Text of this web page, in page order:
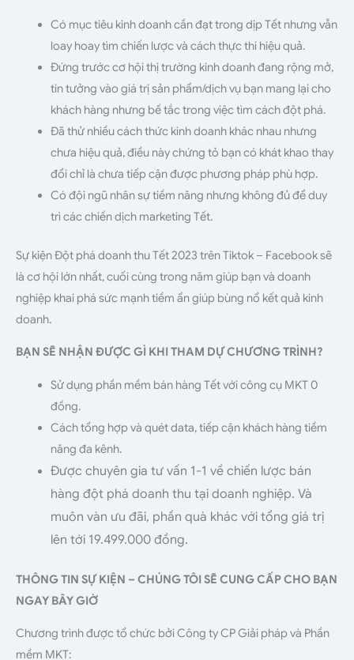
Có mục tiêu kinh doanh cần đạt trong dịp Tết nhưng vẫn
loay hoay tìm chiến lược và cách thực thi hiệu quả.
Đứng trước cơ hội thị trường kinh doanh đang rộng mở,
tin tưởng vào giá trị sản phẩm/dịch vụ bạn mang lại cho
khách hàng nhưng bế tắc trong việc tìm cách đột phá.
Đã thử nhiều cách thức kinh doanh khác nhau nhưng
chưa hiệu quả, điều này chứng tỏ bạn có khát khao thay
đổi chỉ là chưa tiếp cận được phương pháp phù hợp.
Có đội ngũ nhân sự tiềm năng nhưng không đủ để duy
trì các chiến dịch marketing Tết.
Sự kiện Đột phá doanh thu Tết 2023 trên Tiktok – Facebook sẽ
là cơ hội lớn nhất, cuối cùng trong năm giúp bạn và doanh
nghiệp khai phá sức mạnh tiềm ẩn giúp bùng nổ kết quả kinh
doanh.
BẠN SẼ NHẬN ĐƯỢC GÌ KHI THAM DỰ CHƯƠNG TRÌNH?
Sử dụng phần mềm bán hàng Tết với công cụ MKT 0
đồng.
Cách tổng hợp và quét data, tiếp cận khách hàng tiềm
năng đa kênh.
Được chuyên gia tư vấn 1-1 về chiến lược bán
hàng đột phá doanh thu tại doanh nghiệp. Và
muôn vàn ưu đãi, phần quà khác với tổng giá trị
lên tới 19.499.000 đồng.
THÔNG TIN SỰ KIỆN – CHÚNG TÔI SẼ CUNG CẤP CHO BẠN
NGAY BÂY GIỜ
Chương trình được tổ chức bởi Công ty CP Giải pháp và Phần
mềm MKT: